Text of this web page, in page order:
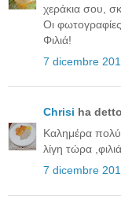
χεράκια σου,
Οι
Φιλιά!
7 dicembre
Chrisi ha
Καλημέρα πολύ
λίγη τώρα ,φιλιά.
7 dicembre